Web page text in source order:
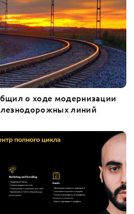
о ходе модернизации
линий